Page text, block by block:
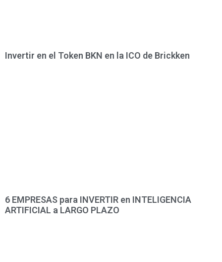
Invertir en el Token BKN en la ICO de Brickken
6 EMPRESAS para INVERTIR en INTELIGENCIA
ARTIFICIAL a LARGO PLAZO